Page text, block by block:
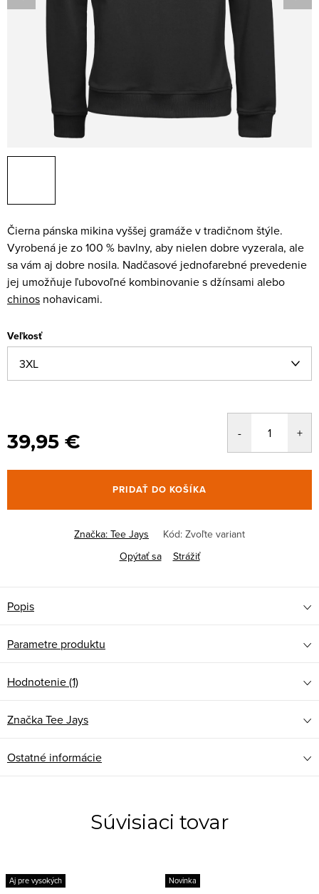
Čierna pánska mikina vyššej gramáže v tradičnom štýle.
Vyrobená je zo 100 % bavlny, aby nielen dobre vyzerala, ale
sa vám aj dobre nosila. Nadčasové jednofarebné prevedenie
jej umožňuje ľubovoľné kombinovanie s džínsami alebo
chinos nohavicami.
Veľkosť
39,95 €
PRIDAŤ DO KOŠÍKA
Značka: Tee Jays Kód: Zvoľte variant
Opýtať sa
Strážiť
Popis
Parametre produktu
Hodnotenie (1)
ZnačkaTee Jays
Ostatné informácie
Súvisiaci tovar
Aj pre vysokých Novinka